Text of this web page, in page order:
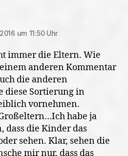
um 11:50 Uhr
immer die Eltern. Wie
anderen Kommentar
die anderen
diese Sortierung in
vornehmen.
habe ja
dass die Kinder das
sehen. Klar, sehen die
mir nur, dass das